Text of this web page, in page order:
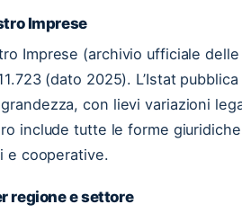
Imprese
Imprese (archivio ufficiale
(dato 2025). L’Istat
con lievi variazioni
include tutte le forme
e cooperative.
regione e settore